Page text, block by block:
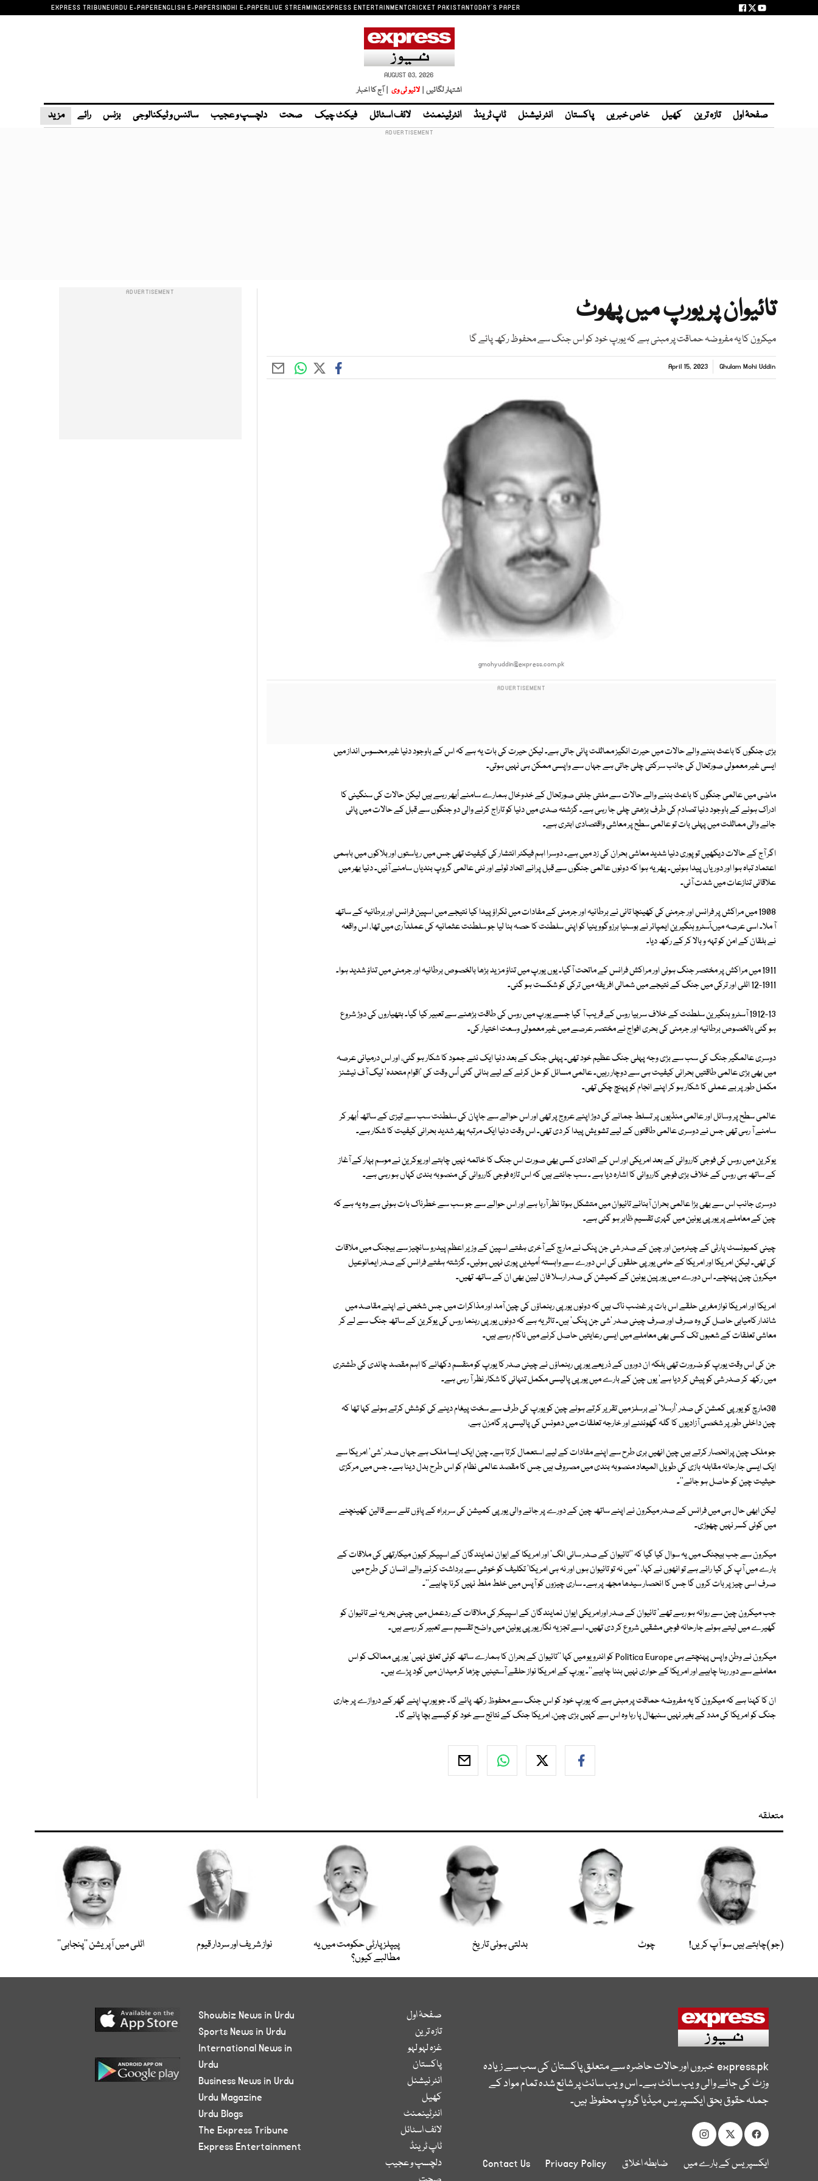
EXPRESS TRIBUNEURDU E-PAPERENGLISH E-PAPERSINDHI E-PAPERLIVE STREAMINGEXPRESS ENTERTAINMENTCRICKET PAKISTANTODAY'S PAPER
AUGUST 03, 2026
اشتہار لگائیں | لائیو ٹی وی | آج کا اخبار
صفحۂ اول تازہ ترین کھیل خاص خبریں پاکستان انٹر نیشنل ٹاپ ٹرینڈ انٹرٹینمنٹ لائف اسٹائل فیکٹ چیک صحت دلچسپ و عجیب سائنس و ٹیکنالوجی بزنس رائے مزید
تائیوان پر یورپ میں پھوٹ
میکرون کا یہ مفروضہ حماقت پر مبنی ہے کہ یورپ خود کو اس جنگ سے محفوظ رکھ پائے گا
Ghulam Mohi Uddin
April 15, 2023
gmohyuddin@express.com.pk
بڑی جنگوں کا باعث بننے والے حالات میں حیرت انگیز مماثلت پائی جاتی ہے۔ لیکن حیرت کی بات یہ ہے کہ اس کے باوجود دنیا غیر محسوس انداز میں
ایسی غیر معمولی صورتحال کی جانب سرکتی چلی جاتی ہے جہاں سے واپسی ممکن ہی نہیں ہوتی۔
ماضی میں عالمی جنگوں کا باعث بننے والے حالات سے ملتی جلتی صورتحال کے خدوخال ہمارے سامنے اُبھر رہے ہیں لیکن حالات کی سنگینی کا
ادراک ہونے کے باوجود دنیا تصادم کی طرف بڑھتی چلی جا رہی ہے۔ گزشتہ صدی میں دنیا کو تاراج کرنے والی دو جنگوں سے قبل کے حالات میں پائی
جانے والی مماثلت میں پہلی بات تو عالمی سطح پر معاشی واقتصادی ابتری ہے۔
اگر آج کے حالات دیکھیں تو پوری دنیا شدید معاشی بحران کی زد میں ہے۔ دوسرا اہم فیکٹر انتشار کی کیفیت تھی جس میں ریاستوں اور بلاکوں میں باہمی
اعتماد تباہ ہوا اور دوریاں پیدا ہوئیں۔ پھر یہ ہوا کہ دونوں عالمی جنگوں سے قبل پرانے اتحاد ٹوٹے اور نئی عالمی گروپ بندیاں سامنے آئیں۔ دنیا بھر میں
علاقائی تنازعات میں شدت آئی۔
1908 میں مراکش پر فرانس اور جرمنی کی کھینچا تانی نے برطانیہ اور جرمنی کے مفادات میں ٹکراؤ پیدا کیا نتیجے میں اسپین فرانس اور برطانیہ کے ساتھ
آ ملا۔ اسی عرصہ میںآسٹرو ہنگیرین ایمپائر نے بوسنیا ہرزوگووینیا کو اپنی سلطنت کا حصہ بنا لیا جو سلطنت عثمانیہ کی عملدآری میں تھا، اس واقعہ
نے بلقان کے امن کو تہہ و بالا کر کے رکھ دیا۔
1911 میں مراکش پر مختصر جنگ ہوئی اور مراکش فرانس کے ماتحت آگیا۔ یوں یورپ میں تناؤ مزید بڑھا بالخصوص برطانیہ اور جرمنی میں تناؤ شدید ہوا۔
1911-12 اٹلی اور ترکی میں جنگ کے نتیجے میں شمالی افریقہ میں ترکی کو شکست ہو گئی۔
1912-13 آسٹرو ہنگیرین سلطنت کے خلاف سربیا روس کے قریب آ گیا جسے یورپ میں روس کی طاقت بڑھنے سے تعبیر کیا گیا۔ ہتھیاروں کی دوڑ شروع
ہو گئی بالخصوص برطانیہ اور جرمنی کی بحری افواج نے مختصر عرصے میں غیر معمولی وسعت اختیار کی۔
دوسری عالمگیر جنگ کی سب سے بڑی وجہ پہلی جنگ عظیم خود تھی۔ پہلی جنگ کے بعد دنیا ایک نئے جمود کا شکار ہو گئی، اور اس درمیانی عرصہ
میں بھی بڑی عالمی طاقتیں بحرانی کیفیت ہی سے دوچار رہیں۔ عالمی مسائل کو حل کرنے کے لیے بنائی گئی اُس وقت کی 'اقوام متحدہ' لیگ آف نیشنز
مکمل طور پر بے عملی کا شکار ہو کر اپنے انجام کو پہنچ چکی تھی۔
عالمی سطح پر وسائل اور عالمی منڈیوں پر تسلط جمانے کی دوڑ اپنے عروج پر تھی اور اس حوالے سے جاپان کی سلطنت سب سے تیزی کے ساتھ اُبھر کر
سامنے آ رہی تھی جس نے دوسری عالمی طاقتوں کے لیے تشویش پیدا کر دی تھی۔ اس وقت دنیا ایک مرتبہ پھر شدید بحرانی کیفیت کا شکار ہے۔
یوکرین میں روس کی فوجی کارروائی کے بعد امریکی اور اس کے اتحادی کسی بھی صورت اس جنگ کا خاتمہ نہیں چاہتے اور یوکرین نے موسم بہار کے آغاز
کے ساتھ ہی روس کے خلاف بڑی فوجی کارروائی کا اشارہ دیا ہے ۔ سب جانتے ہیں کہ اس تازہ فوجی کارروائی کی منصوبہ بندی کہاں ہو رہی ہے۔
دوسری جانب اس سے بھی بڑا عالمی بحران آبنائے تائیوان میں متشکل ہوتا نظر آرہا ہے اور اس حوالے سے جو سب سے خطرناک بات ہوئی ہے وہ یہ ہے کہ
چین کے معاملے پر یورپی یونین میں گہری تقسیم ظاہر ہو گئی ہے۔
چینی کمیونسٹ پارٹی کے چیئرمین اور چین کے صدر شی جن پنگ نے مارچ کے آخری ہفتے اسپین کے وزیر اعظم پیدرو سانچیز سے بیجنگ میں ملاقات
کی تھی۔ لیکن امریکا اور امریکا کے حامی یورپی حلقوں کی اس دورے سے وابستہ اُمیدیں پوری نہیں ہوئیں۔ گزشتہ ہفتے فرانس کے صدر ایمانوعیل
میکرون چین پہنچے۔ اس دورے میں یورپین یونین کے کمیشن کی صدر ارسلا فان لیین بھی ان کے ساتھ تھیں۔
امریکا اور امریکا نواز مغربی حلقے اس بات پر غضب ناک ہیں کہ دونوں یورپی رہنماؤں کی چین آمد اور مذاکرات میں جس شخص نے اپنے مقاصد میں
شاندار کامیابی حاصل کی وہ صرف اور صرف چینی صدر 'شی جن پنگ' ہیں۔ تاثر یہ ہے کہ دونوں یورپی رہنما روس کی یوکرین کے ساتھ جنگ سے لے کر
معاشی تعلقات کے شعبوں تک کسی بھی معاملے میں ایسی رعایتیں حاصل کرنے میں ناکام رہے ہیں۔
جن کی اس وقت یورپ کو ضرورت تھی بلکہ ان دوروں کے ذریعے یورپی رہنماؤں نے چینی صدر کا یورپ کو منقسم دکھانے کا اہم مقصد چاندی کی طشتری
میں رکھ کر صدر شی کو پیش کر دیا ہے' یوں چین کے بارے میں یورپی پالیسی مکمل تنہائی کا شکار نظر آ رہی ہے۔
30مارچ کو یورپی کمشن کی صدر 'اُرسلا' نے برسلز میں تقریر کرتے ہوئے چین کو یورپ کی طرف سے سخت پیغام دینے کی کوشش کرتے ہوئے کہا تھا کہ
چین داخلی طور پر شخصی آزادیوں کا گلہ گھونٹنے اور خارجہ تعلقات میں دھونس کی پالیسی پر گامزن ہے،
جو ملک چین پرانحصار کرتے ہیں چین انھیں بری طرح سے اپنے مفادات کے لیے استعمال کرتا ہے۔ چین ایک ایسا ملک ہے جہاں صدر 'شی' امریکا سے
ایک ایسی جارحانہ مقابلہ بازی کی طویل المیعاد منصوبہ بندی میں مصروف ہیں جس کا مقصد عالمی نظام کو اس طرح بدل دینا ہے۔ جس میں مرکزی
حیثیت چین کو حاصل ہو جائے''۔
لیکن ابھی حال ہی میں فرانس کے صدر میکرون نے اپنے ساتھ چین کے دورے پر جانے والی یورپی کمیشن کی سربراہ کے پاؤں تلے سے قالین کھینچنے
میں کوئی کسر نہیں چھوڑی۔
میکرون سے جب بیجنگ میں یہ سوال کیا گیا کہ ''تائیوان کے صدر سائی انگ' اور امریکا کے ایوان نمایندگان کے اسپیکر کیون میکارتھی کی ملاقات کے
بارے میں آپ کی کیا رائے ہے تو انھوں نے کہا، ''میں نہ تو تائیوان ہوں اور نہ ہی امریکا' تکلیف کو خوشی سے برداشت کرنے والے انسان کی طرح میں
صرف اسی چیز پر بات کروں گا جس کا انحصار سیدھا مجھ پر ہے۔ ساری چیزوں کو آپس میں خلط ملط نہیں کرنا چاہیے''۔
جب میکرون چین سے روانہ ہو رہے تھے' تائیوان کے صدر اورامریکی ایوان نمایندگان کے اسپیکر کی ملاقات کے ردعمل میں چینی بحریہ نے تائیوان کو
گھیرے میں لیتے ہوئے جارحانہ فوجی مشقیں شروع کر دی تھیں۔ اسے تجزیہ نگار یورپی یونین میں واضح تقسیم سے تعبیر کر رہے ہیں۔
میکرون نے وطن واپس پہنچتے ہی Politica Europe کو انٹرویو میں کہا ''تائیوان کے بحران کا ہمارے ساتھ کوئی تعلق نہیں' یورپی ممالک کو اس
معاملے سے دور رہنا چاہیے اور امریکا کے حواری نہیں بننا چاہیے''۔ یورپ کے امریکا نواز حلقے آستینیں چڑھا کر میدان میں کود پڑے ہیں۔
ان کا کہنا ہے کہ میکرون کا یہ مفروضہ حماقت پر مبنی ہے کہ یورپ خود کو اس جنگ سے محفوظ رکھ پائے گا۔ جو یورپ اپنے گھر کے دروازے پر جاری
جنگ کو امریکا کی مدد کے بغیر نہیں سنبھال پا رہا وہ اس سے کہیں بڑی چین، امریکا جنگ کے نتائج سے خود کو کیسے بچا پائے گا۔
متعلقہ
(جو )چاہتے ہیں سو آپ کریں! چوٹ بدلتی ہوئی تاریخ
پیپلز پارٹی حکومت میں یہ
مطالبے کیوں؟
نواز شریف اور سردار قیوم اٹلی میں آپریشن ’’پنجابی‘‘
express.pkخبروں اور حالات حاضرہ سے متعلق پاکستان کی سب سے زیادہ
وزٹ کی جانے والی ویب سائٹ ہے۔ اس ویب سائٹ پر شائع شدہ تمام مواد کے
جملہ حقوق بحق ایکسپریس میڈیا گروپ محفوظ ہیں۔
ایکسپریس کے بارے میں ضابطہ اخلاق Privacy Policy
Contact Us
صفحۂ اول
تازہ ترین
غزہ لہو لہو
پاکستان
انٹر نیشنل
کھیل
انٹرٹینمنٹ
لائف اسٹائل
ٹاپ ٹرینڈ
دلچسپ و عجیب
Showbiz News in Urdu
Sports News in Urdu
International News in
Urdu
Business News in Urdu
Urdu Magazine
Urdu Blogs
The Express Tribune
Express Entertainment